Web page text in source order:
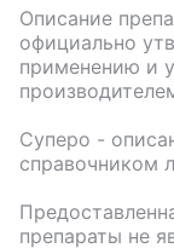
Описание
официально
применению и
Суперо -
справочником
препараты не